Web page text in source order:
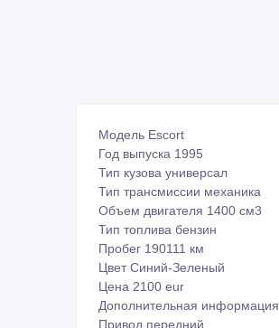
Модель Escort
Год выпуска 1995
Тип кузова универсал
Тип трансмиссии механика
Объем двигателя 1400 см3
Тип топлива бензин
Пробег 190111 км
Цвет Синий-Зеленый
Цена 2100 eur
Дополнительная информация
Привод передний